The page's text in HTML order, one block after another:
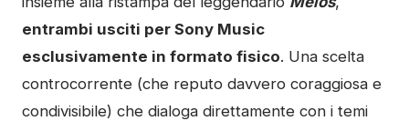
entrambi usciti per Sony Music
esclusivamente in formato fisico. Una scelta
controcorrente (che reputo davvero coraggiosa e
condivisibile) che dialoga direttamente con i temi